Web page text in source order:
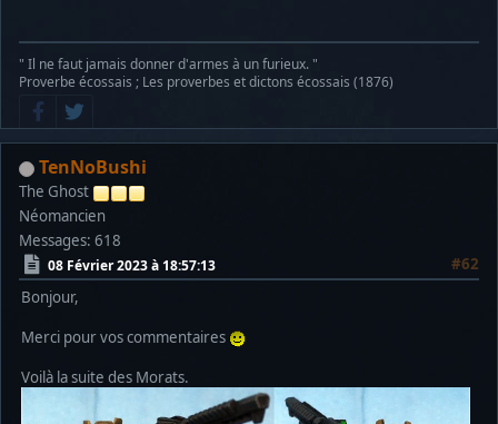
" Il ne faut jamais donner d'armes à un furieux. "
Proverbe écossais ; Les proverbes et dictons écossais (1876)
TenNoBushi
The Ghost
Néomancien
Messages: 618
08 Février 2023 à 18:57:13
#62
Bonjour,
Merci pour vos commentaires
Voilà la suite des Morats.